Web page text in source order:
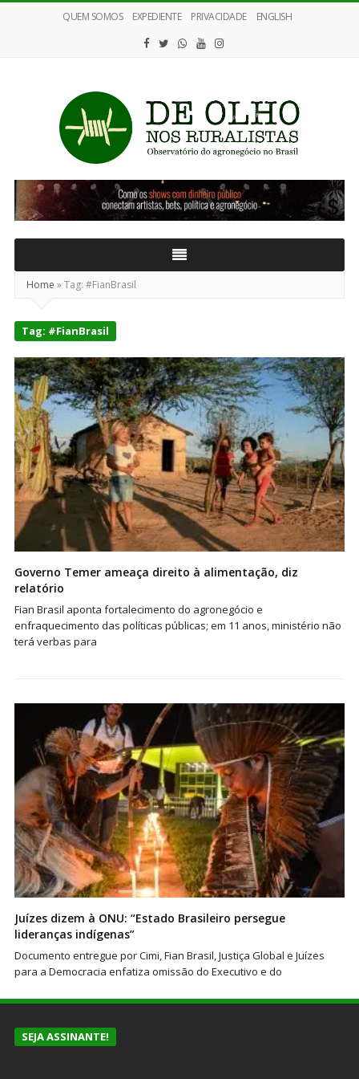
QUEM SOMOS EXPEDIENTE PRIVACIDADE ENGLISH
De
Olho
nos
Home »Tag: #FianBrasil
Tag: #FianBrasil
Governo Temer ameaça direito à alimentação, diz
relatório
Fian Brasil aponta fortalecimento do agronegócio e
enfraquecimento das políticas públicas; em 11 anos, ministério não
terá verbas para
Juízes dizem à ONU: “Estado Brasileiro persegue
lideranças indígenas”
Documento entregue por Cimi, Fian Brasil, Justiça Global e Juízes
para a Democracia enfatiza omissão do Executivo e do
SEJA ASSINANTE!